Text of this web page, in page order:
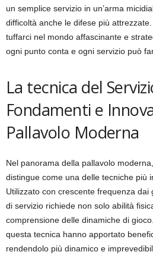
un semplice servizio in un’arma
difficoltà anche le difese più
tuffarci nel mondo affascinante e
ogni punto conta e ogni servizio può
La tecnica del
Fondamenti e
Pallavolo Moderna
Nel panorama della pallavolo
distingue come una delle tecniche più
Utilizzato con crescente frequenza
di servizio richiede non solo abilità
comprensione delle dinamiche di
questa tecnica hanno apportato
rendendolo più dinamico e